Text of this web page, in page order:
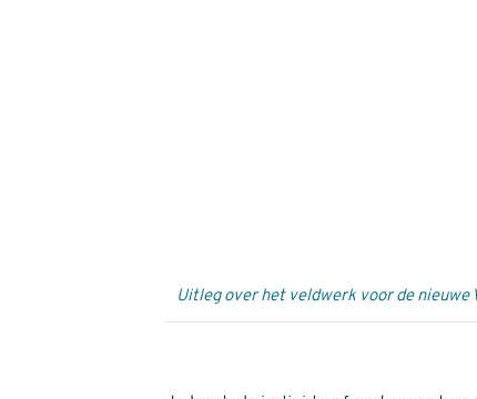
Uitleg over het veldwerk voor de nieuwe